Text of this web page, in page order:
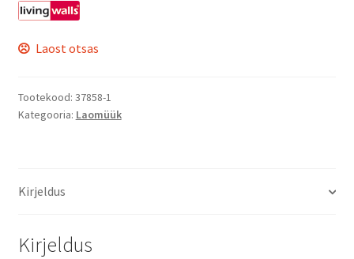
Laost otsas
Tootekood: 37858-1
Kategooria: Laomüük
Kirjeldus
Kirjeldus